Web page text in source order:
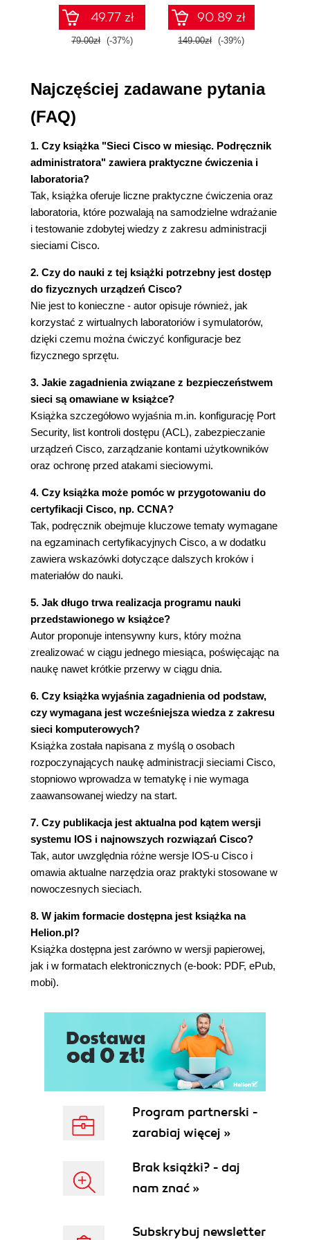
2.3.1. Kiedy wszyscy mówią, nikt nie słucha
(31)
2.4. Domeny rozgłoszeniowe (32)
2.4.2. Podzielenie domeny rozgłoszeniowej
2.4.3. Łączenie domen rozgłoszeniowych (35)
domenach rozgłoszeniowych (36)
2.5. Adresy protokołu internetowego (IP) (37)
2.5.1. Gdzie jesteś? (37)
2.5.2. Dylemat: adres IP czy MAC (38)
2.5.3. Protokół ARP (39)
2.6. Łączenie domen rozgłoszeniowych za
pomocą routera (40)
2.6.1. Gdzie jesteś? Gdzie ja jestem? (41)
2.6.2. Podsieci (42)
2.7. Przechodzenie przez domeny rozgłoszeniowe
za pomocą bramy domyślnej (43)
2.8. Zarządzanie routerami i przełącznikami (46)
2.9. Laboratorium (47)
Cisco (49)
3.1. Co to jest IOS? (49)
3.2. Logowanie się do urządzeń Cisco (50)
3.3. Polecenie show (52)
3.3.1. Filtrowanie danych wyjściowych (55)
3.4.1. Numery wersji (58)
3.4.2. Pakiety (58)
3.5. Przeglądanie bieżącej konfiguracji (59)
3.6. Zmiana bieżącej konfiguracji (60)
3.7. Zapisywanie konfiguracji startowej (62)
3.9. Polecenia omówione w tym rozdziale (64)
3.10. Laboratorium (64)
Rozdział 4. Zarządzanie portami przełączników (65)
4.1. Sprawdzanie statusu portu (66)
4.2. Włączanie portów (68)
4.2.1. Polecenie interface range (70)
4.3. Wyłączanie portów (71)
4.3.1. Wyszukiwanie nieużywanych
interfejsów (71)
4.4. Zmiana prędkości portu oraz dupleksu (73)
4.4.1. Prędkość (73)
4.4.2. Dupleks (74)
4.4.4. Zmiana prędkości portu (75)
4.4.5. Zmiana dupleksu (76)
4.5. Polecenia omówione w tym rozdziale (76)
4.6. Laboratorium (77)
Rozdział 5. Zabezpieczanie portów przy użyciu
funkcji Port Security (79)
5.1. Minimalna konfiguracja Port Security (80)
5.1.1. Zapobieganie atakom MAC flooding
5.3. Jak sobie radzić z przenoszeniem urządzeń
5.3.1. Port Security nigdy nie zapomina! (86)
5.3.2. Czas starzenia się (88)
5.4. Uniemożliwianie dostępu nieautoryzowanym
5.4.1. Zapewnienie maksymalnego
bezpieczeństwa portów (90)
5.4.3. Zastrzeżenia dotyczące lepkich
adresów MAC (93)
49.77 zł
79.00zł (-37%)
90.89 zł
149.00zł (-39%)
Najczęściej zadawane pytania
(FAQ)
1. Czy książka "Sieci Cisco w miesiąc. Podręcznik
administratora" zawiera praktyczne ćwiczenia i
laboratoria?
Tak, książka oferuje liczne praktyczne ćwiczenia oraz
laboratoria, które pozwalają na samodzielne wdrażanie
i testowanie zdobytej wiedzy z zakresu administracji
sieciami Cisco.
2. Czy do nauki z tej książki potrzebny jest dostęp
do fizycznych urządzeń Cisco?
Nie jest to konieczne - autor opisuje również, jak
korzystać z wirtualnych laboratoriów i symulatorów,
dzięki czemu można ćwiczyć konfiguracje bez
fizycznego sprzętu.
3. Jakie zagadnienia związane z bezpieczeństwem
sieci są omawiane w książce?
Książka szczegółowo wyjaśnia m.in. konfigurację Port
Security, list kontroli dostępu (ACL), zabezpieczanie
urządzeń Cisco, zarządzanie kontami użytkowników
oraz ochronę przed atakami sieciowymi.
4. Czy książka może pomóc w przygotowaniu do
certyfikacji Cisco, np. CCNA?
Tak, podręcznik obejmuje kluczowe tematy wymagane
na egzaminach certyfikacyjnych Cisco, a w dodatku
zawiera wskazówki dotyczące dalszych kroków i
materiałów do nauki.
5. Jak długo trwa realizacja programu nauki
przedstawionego w książce?
Autor proponuje intensywny kurs, który można
zrealizować w ciągu jednego miesiąca, poświęcając na
naukę nawet krótkie przerwy w ciągu dnia.
6. Czy książka wyjaśnia zagadnienia od podstaw,
czy wymagana jest wcześniejsza wiedza z zakresu
sieci komputerowych?
Książka została napisana z myślą o osobach
rozpoczynających naukę administracji sieciami Cisco,
stopniowo wprowadza w tematykę i nie wymaga
zaawansowanej wiedzy na start.
7. Czy publikacja jest aktualna pod kątem wersji
systemu IOS i najnowszych rozwiązań Cisco?
Tak, autor uwzględnia różne wersje IOS-u Cisco i
omawia aktualne narzędzia oraz praktyki stosowane w
nowoczesnych sieciach.
8. W jakim formacie dostępna jest książka na
Helion.pl?
Książka dostępna jest zarówno w wersji papierowej,
jak i w formatach elektronicznych (e-book: PDF, ePub,
mobi).
Program partnerski -
zarabiaj więcej »
Brak książki? - daj
nam znać »
Subskrybuj newsletter